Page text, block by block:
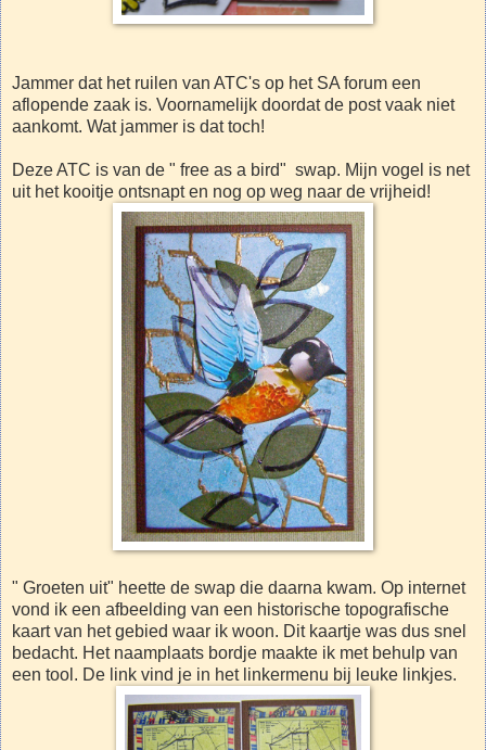
Jammer dat het ruilen van ATC's op het SA forum een
aflopende zaak is. Voornamelijk doordat de post vaak niet
aankomt. Wat jammer is dat toch!
Deze ATC is van de " free as a bird" swap. Mijn vogel is net
uit het kooitje ontsnapt en nog op weg naar de vrijheid!
" Groeten uit" heette de swap die daarna kwam. Op internet
vond ik een afbeelding van een historische topografische
kaart van het gebied waar ik woon. Dit kaartje was dus snel
bedacht. Het naamplaats bordje maakte ik met behulp van
een tool. De link vind je in het linkermenu bij leuke linkjes.